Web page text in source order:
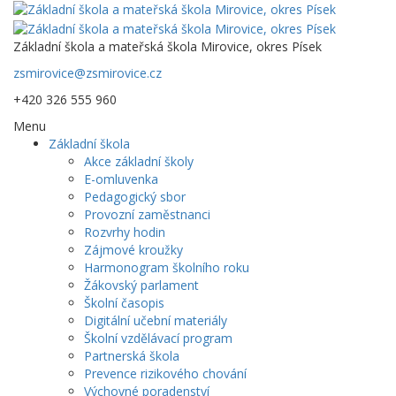
Základní škola a mateřská škola Mirovice, okres Písek
zsmirovice@zsmirovice.cz
+420 326 555 960
Menu
Základní škola
Akce základní školy
E-omluvenka
Pedagogický sbor
Provozní zaměstnanci
Rozvrhy hodin
Zájmové kroužky
Harmonogram školního roku
Žákovský parlament
Školní časopis
Digitální učební materiály
Školní vzdělávací program
Partnerská škola
Prevence rizikového chování
Výchovné poradenství